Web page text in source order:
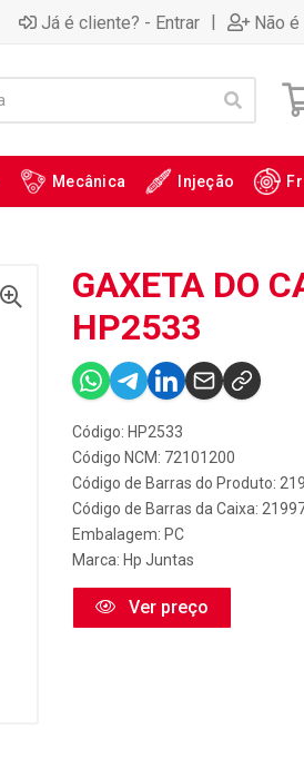
Já é cliente? - Entrar | Não
Mecânica Injeção
GAXETA DO
HP2533
Código: HP2533
Código NCM: 72101200
Código de Barras do Produto:
Código de Barras da Caixa:
Embalagem: PC
Marca: Hp Juntas
Ver preço